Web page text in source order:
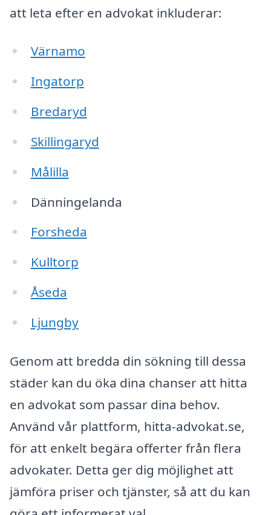
att leta efter en advokat inkluderar:
Värnamo
Ingatorp
Bredaryd
Skillingaryd
Målilla
Dänningelanda
Forsheda
Kulltorp
Åseda
Ljungby
Genom att bredda din sökning till dessa
städer kan du öka dina chanser att hitta
en advokat som passar dina behov.
Använd vår plattform, hitta-advokat.se,
för att enkelt begära offerter från flera
advokater. Detta ger dig möjlighet att
jämföra priser och tjänster, så att du kan